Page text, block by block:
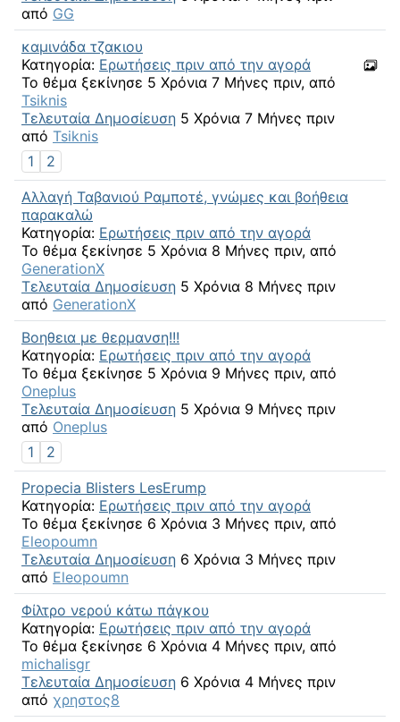
από GG
καμινάδα τζακιου
Κατηγορία: Ερωτήσεις πριν από την αγορά
Το θέμα ξεκίνησε 5 Χρόνια 7 Μήνες πριν, από
Tsiknis
Τελευταία Δημοσίευση 5 Χρόνια 7 Μήνες πριν
από Tsiknis
1
2
Αλλαγή Ταβανιού Ραμποτέ, γνώμες και βοήθεια
παρακαλώ
Κατηγορία: Ερωτήσεις πριν από την αγορά
Το θέμα ξεκίνησε 5 Χρόνια 8 Μήνες πριν, από
GenerationX
Τελευταία Δημοσίευση 5 Χρόνια 8 Μήνες πριν
από GenerationX
Βοηθεια με θερμανση!!!
Κατηγορία: Ερωτήσεις πριν από την αγορά
Το θέμα ξεκίνησε 5 Χρόνια 9 Μήνες πριν, από
Oneplus
Τελευταία Δημοσίευση 5 Χρόνια 9 Μήνες πριν
από Oneplus
1
2
Propecia Blisters LesErump
Κατηγορία: Ερωτήσεις πριν από την αγορά
Το θέμα ξεκίνησε 6 Χρόνια 3 Μήνες πριν, από
Eleopoumn
Τελευταία Δημοσίευση 6 Χρόνια 3 Μήνες πριν
από Eleopoumn
Φίλτρο νερού κάτω πάγκου
Κατηγορία: Ερωτήσεις πριν από την αγορά
Το θέμα ξεκίνησε 6 Χρόνια 4 Μήνες πριν, από
michalisgr
Τελευταία Δημοσίευση 6 Χρόνια 4 Μήνες πριν
από χρηστος8